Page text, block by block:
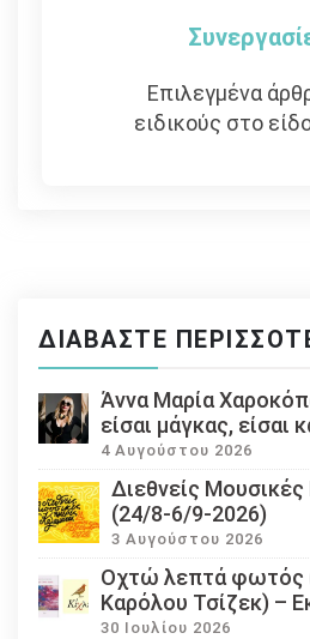
Επιλεγμένα
ειδικούς στο
ΔΙΑΒΆΣΤΕ
Άννα Μαρία
είσαι μάγκας, είσαι
4 Αυγούστου 2026
Διεθνείς
(24/8-6/9-2026)
3 Αυγούστου 2026
Οχτώ λεπτά φωτός
Καρόλου Τσίζεκ) –
30 Ιουλίου 2026